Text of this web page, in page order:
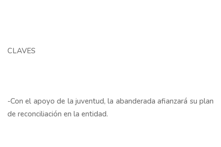
CLAVES
-Con el apoyo de la juventud, la abanderada afianzará su plan
de reconciliación en la entidad.